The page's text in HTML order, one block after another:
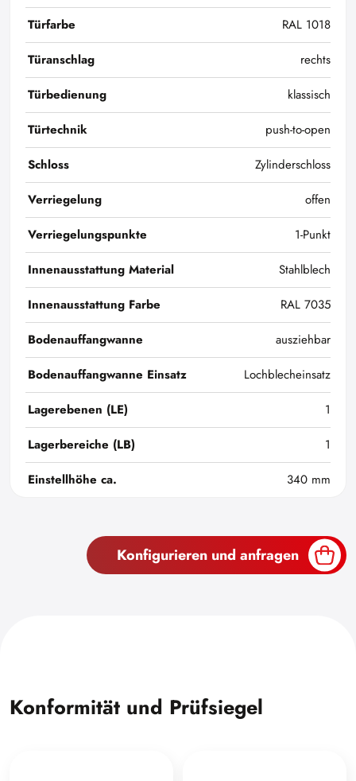
Türfarbe
RAL 1018
Türanschlag
rechts
Türbedienung
klassisch
Türtechnik
push-to-open
Schloss
Zylinderschloss
Verriegelung
offen
Verriegelungspunkte
1-Punkt
Innenausstattung Material
Stahlblech
Innenausstattung Farbe
RAL 7035
Bodenauffangwanne
ausziehbar
Bodenauffangwanne Einsatz
Lochblecheinsatz
Lagerebenen (LE)
1
Lagerbereiche (LB)
1
Einstellhöhe ca.
340 mm
Konfigurieren und anfragen
Konformität und Prüfsiegel